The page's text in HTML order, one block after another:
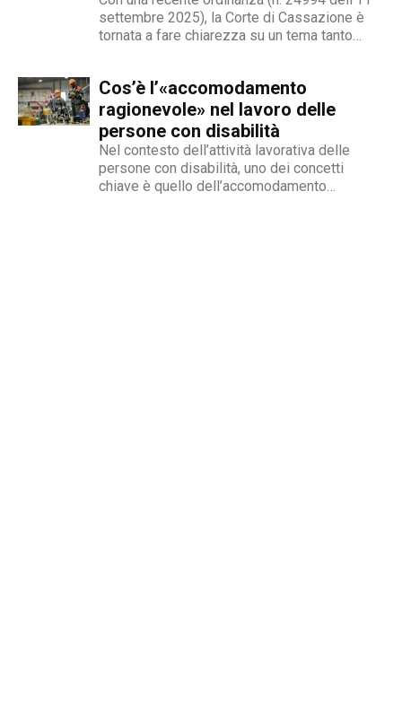
settembre 2025), la Corte di Cassazione è
tornata a fare chiarezza su un tema tanto
che, a causa di una sopraggiunta disabilità,
non è più...
Cos’è l’«accomodamento
ragionevole» nel lavoro delle
persone con disabilità
Nel contesto dell’attività lavorativa delle
persone con disabilità, uno dei concetti
chiave è quello dell’accomodamento